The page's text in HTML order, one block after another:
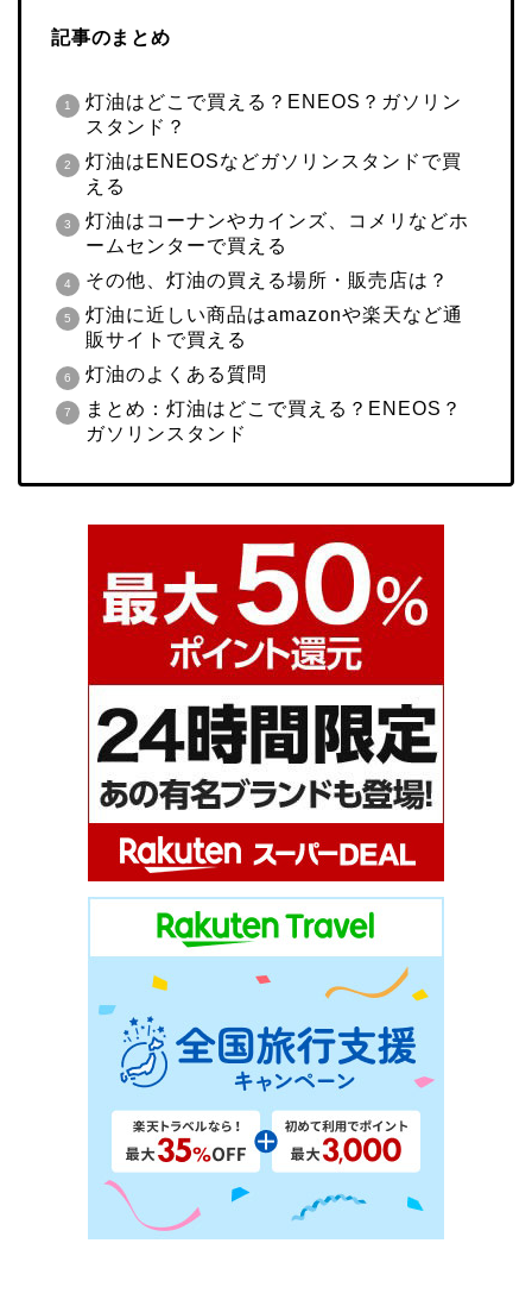
記事のまとめ
灯油はどこで買える？ENEOS？ガソリン
スタンド？
灯油はENEOSなどガソリンスタンドで買
える
灯油はコーナンやカインズ、コメリなどホ
ームセンターで買える
その他、灯油の買える場所・販売店は？
灯油に近しい商品はamazonや楽天など通
販サイトで買える
灯油のよくある質問
まとめ：灯油はどこで買える？ENEOS？
ガソリンスタンド